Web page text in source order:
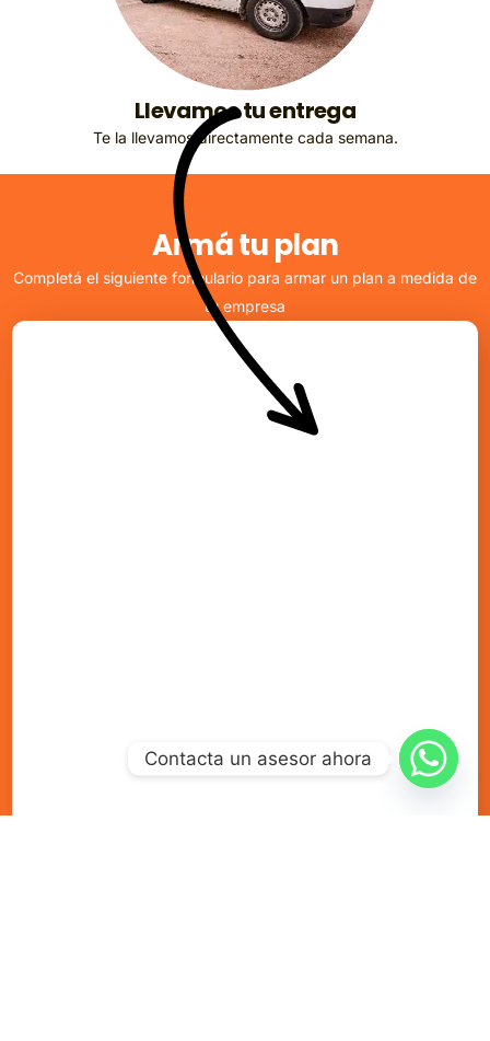
Llevamos tu entrega
Te la llevamos directamente cada semana.
Armátuplan
Completá el siguiente formulario para armar un plan a medida de
tu empresa
Contacta un asesor ahora